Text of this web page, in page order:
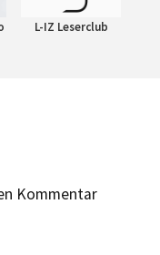
L-IZ Leserclub
Kommentar